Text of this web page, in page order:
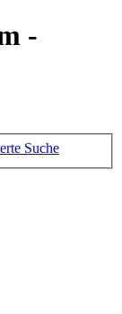
-
Suche